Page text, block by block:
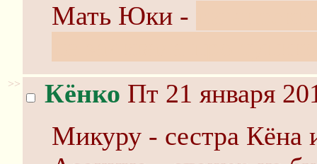
Мать Юки -
>> Кёнко Пт 21 января
Микуру - сестра Кёна